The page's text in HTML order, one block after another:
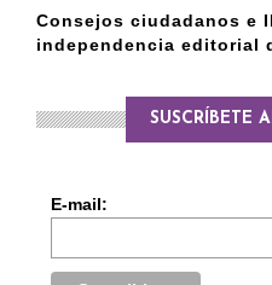
Consejos ciudadanos e
independencia editorial
SUSCRÍBETE
E-mail: